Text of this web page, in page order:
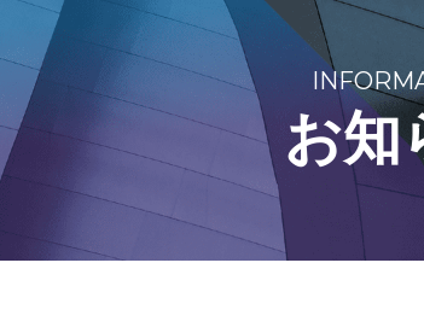
お知